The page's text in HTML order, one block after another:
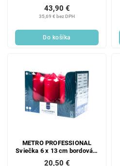
35,69 € bez DPH
43,90 €
Do košíka
METRO PROFESSIONAL
Sviečka 6 x 13 cm bordová 6
20,50 €